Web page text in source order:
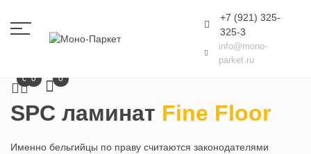
+7 (921) 325-
325-3
info@mono-
parket.ru
0 0 0
SPC ламинат Fine Floor
Именно бельгийцы по праву считаются законодателями